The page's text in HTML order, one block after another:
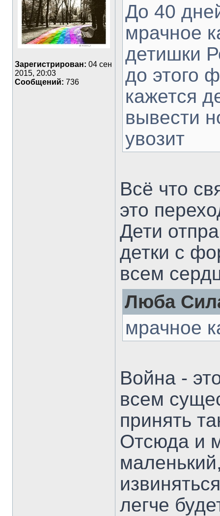
Зарегистрирован: 04 сен
2015, 20:03
Сообщений: 736
До 40
мрачное
детишки
до этого
кажется
вывести
увозит
Всё что
это
Дети
детки с
всем
Люба
мрачное
Война -
всем
принять
Отсюда и
легче